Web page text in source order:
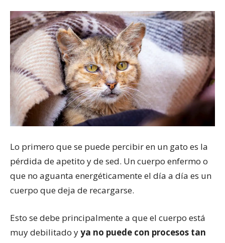
Lo primero que se puede percibir en un gato es la
pérdida de apetito y de sed. Un cuerpo enfermo o
que no aguanta energéticamente el día a día es un
cuerpo que deja de recargarse.
Esto se debe principalmente a que el cuerpo está
muy debilitado yya no puede con procesos tan